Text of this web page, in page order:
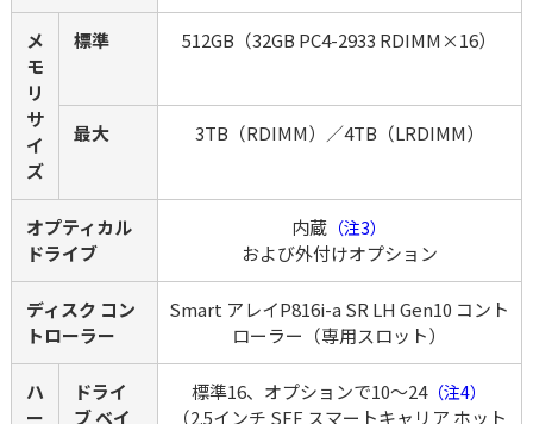
メ
モ
リ
サ
イ
ズ
標準 512GB（32GB PC4-2933 RDIMM×16）
最大 3TB（RDIMM）／4TB（LRDIMM）
オプティカル
ドライブ
内蔵 （注3）
および外付けオプション
ディスク コン
トローラー
Smart アレイP816i-a SR LH Gen10 コント
ローラー（専用スロット）
ハ
ー
ドライ
ブ ベイ
標準16、オプションで10～24（注4）
（2.5インチ SFF スマートキャリア ホット